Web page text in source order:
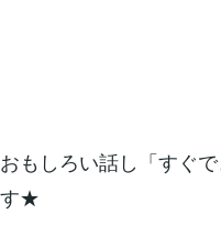
もしろい話し「すぐで
す★